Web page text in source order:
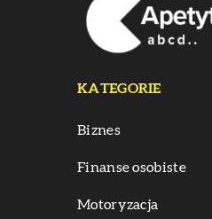
KATEGORIE
Biznes
Finanse osobiste
Motoryzacja